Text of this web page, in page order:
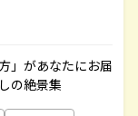
」があなたにお届
の絶景集